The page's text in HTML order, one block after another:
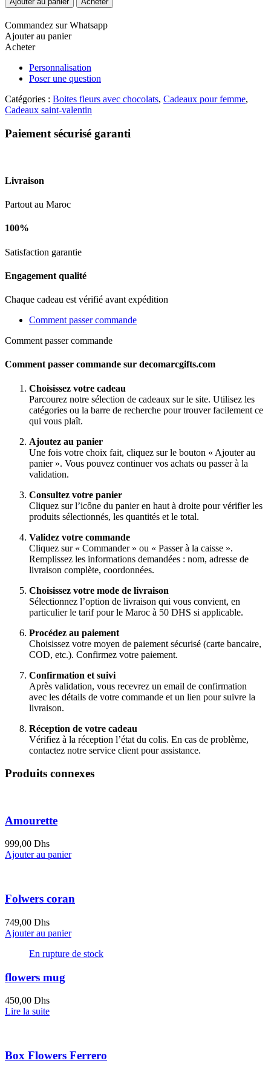
Douce
Surprise
Commandez sur Whatsapp
Ajouter au panier
Acheter
Personnalisation
Poser une question
Catégories : Boites fleurs avec chocolats, Cadeaux pour femme,
Cadeaux saint-valentin
Paiement sécurisé garanti
Livraison
Partout au Maroc
100%
Satisfaction garantie
Engagement qualité
Chaque cadeau est vérifié avant expédition
Comment passer commande
Comment passer commande
Comment passer commande sur decomarcgifts.com
Choisissez votre cadeau
Parcourez notre sélection de cadeaux sur le site. Utilisez les
catégories ou la barre de recherche pour trouver facilement ce
qui vous plaît.
Ajoutez au panier
Une fois votre choix fait, cliquez sur le bouton « Ajouter au
panier ». Vous pouvez continuer vos achats ou passer à la
validation.
Consultez votre panier
Cliquez sur l’icône du panier en haut à droite pour vérifier les
produits sélectionnés, les quantités et le total.
Validez votre commande
Cliquez sur « Commander » ou « Passer à la caisse ».
Remplissez les informations demandées : nom, adresse de
livraison complète, coordonnées.
Choisissez votre mode de livraison
Sélectionnez l’option de livraison qui vous convient, en
particulier le tarif pour le Maroc à 50 DHS si applicable.
Procédez au paiement
Choisissez votre moyen de paiement sécurisé (carte bancaire,
COD, etc.). Confirmez votre paiement.
Confirmation et suivi
Après validation, vous recevrez un email de confirmation
avec les détails de votre commande et un lien pour suivre la
livraison.
Réception de votre cadeau
Vérifiez à la réception l’état du colis. En cas de problème,
contactez notre service client pour assistance.
Produits connexes
Amourette
999,00 Dhs
Ajouter au panier
Folwers coran
749,00 Dhs
Ajouter au panier
En rupture de stock
flowers mug
450,00 Dhs
Lire la suite
Box Flowers Ferrero